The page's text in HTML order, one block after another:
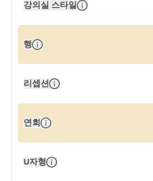
강의실 스타일
행
리셉션
연회
U자형